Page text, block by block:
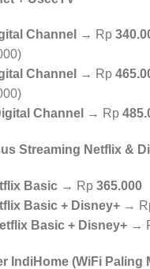
Channel → Rp
Channel → Rp
Channel → Rp
Streaming Netflix &
Basic → Rp 365.000
Basic + Disney+ →
Basic + Disney+ →
IndiHome (WiFi Paling